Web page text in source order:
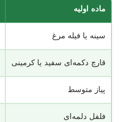
ماده اولیه
سینه یا فیله مرغ
قارچ دکمه‌ای سفید یا کرمینی
پیاز متوسط
فلفل دلمه‌ای